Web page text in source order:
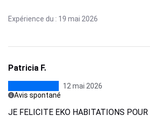
Expérience du : 19 mai 2026
Patricia F.
12 mai 2026
Avis spontané
JE FELICITE EKO HABITATIONS